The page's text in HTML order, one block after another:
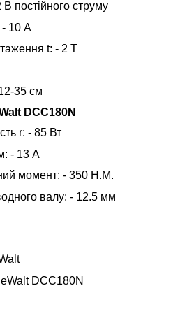
постійного струму
- 10 А
t: - 2 Т
35 см
DCC180N
r: - 85 Вт
- 13 А
момент: - 350 Н.М.
валу: - 12.5 мм
DCC180N